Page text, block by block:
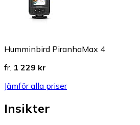
Humminbird PiranhaMax 4
fr. 1 229 kr
Jämför alla priser
Insikter